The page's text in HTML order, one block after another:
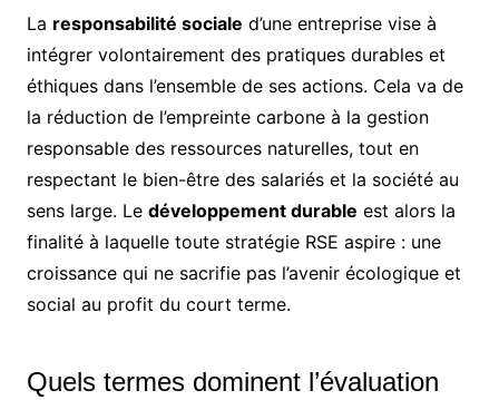
La responsabilité sociale d’une entreprise vise à
intégrer volontairement des pratiques durables et
éthiques dans l’ensemble de ses actions. Cela va de
la réduction de l’empreinte carbone à la gestion
responsable des ressources naturelles, tout en
respectant le bien-être des salariés et la société au
sens large. Le développement durable est alors la
finalité à laquelle toute stratégie RSE aspire : une
croissance qui ne sacrifie pas l’avenir écologique et
social au profit du court terme.
Quels termes dominent l’évaluation